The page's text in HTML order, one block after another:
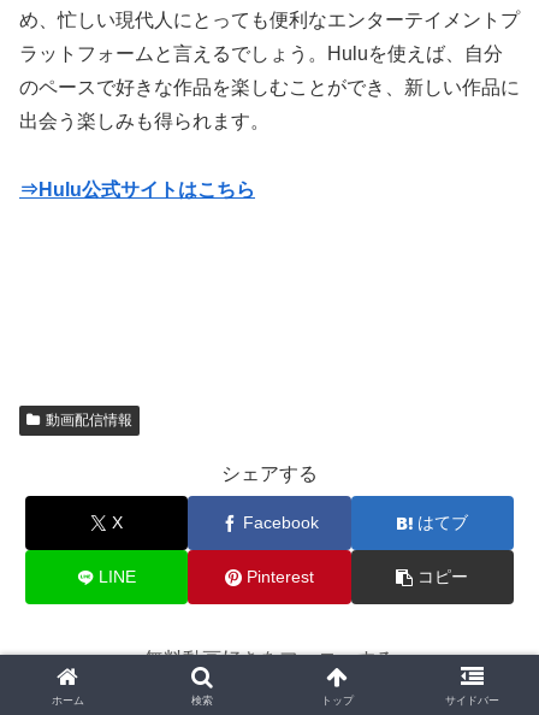
め、忙しい現代人にとっても便利なエンターテイメントプ
ラットフォームと言えるでしょう。Huluを使えば、自分
のペースで好きな作品を楽しむことができ、新しい作品に
出会う楽しみも得られます。
⇒Hulu公式サイトはこちら
動画配信情報
シェアする
X Facebook はてブ
LINE Pinterest コピー
無料動画好きをフォローする
ホーム 検索 トップ サイドバー